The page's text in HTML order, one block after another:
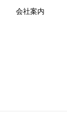
会社案内